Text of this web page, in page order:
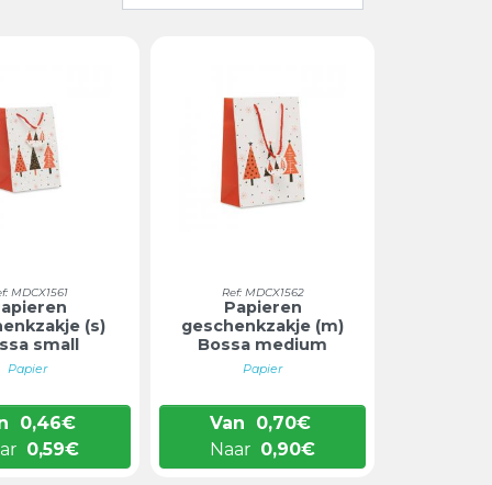
MDCX1561
(s)
small
Papier
0,46€
0,59€
Ref: MDCX1562
Papieren
geschenkzakje (m)
Bossa medium
Papier
Van 0,70€
Naar 0,90€